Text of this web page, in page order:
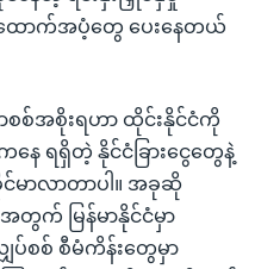
ောက်အပံ့တွေ ပေးနေတယ်
ာစစ်အစိုးရဟာ ထိုင်းနိုင်ငံကို
ေ ရရှိတဲ့ နိုင်ငံခြားငွေတွေနဲ့
င်မာလာတာပါ။ အခုဆို
က် မြန်မာနိုင်ငံမှာ
ပ်စစ် စီမံကိန်းတွေမှာ